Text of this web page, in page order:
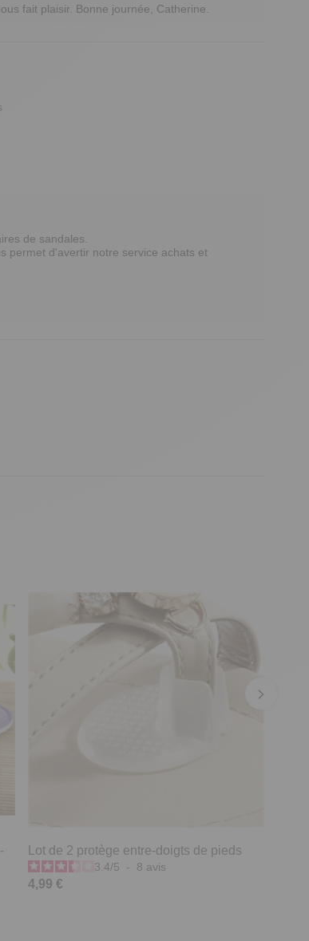
fait plaisir. Bonne journée, Catherine.
de sandales.
permet d'avertir notre service achats et
Lot de 2 protège entre-doigts de pieds
3.4/5 - 8 avis
4,99 €